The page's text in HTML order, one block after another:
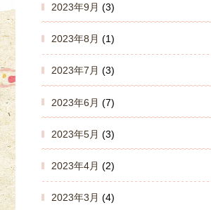
2023年9月 (3)
2023年8月 (1)
2023年7月 (3)
2023年6月 (7)
2023年5月 (3)
2023年4月 (2)
2023年3月 (4)